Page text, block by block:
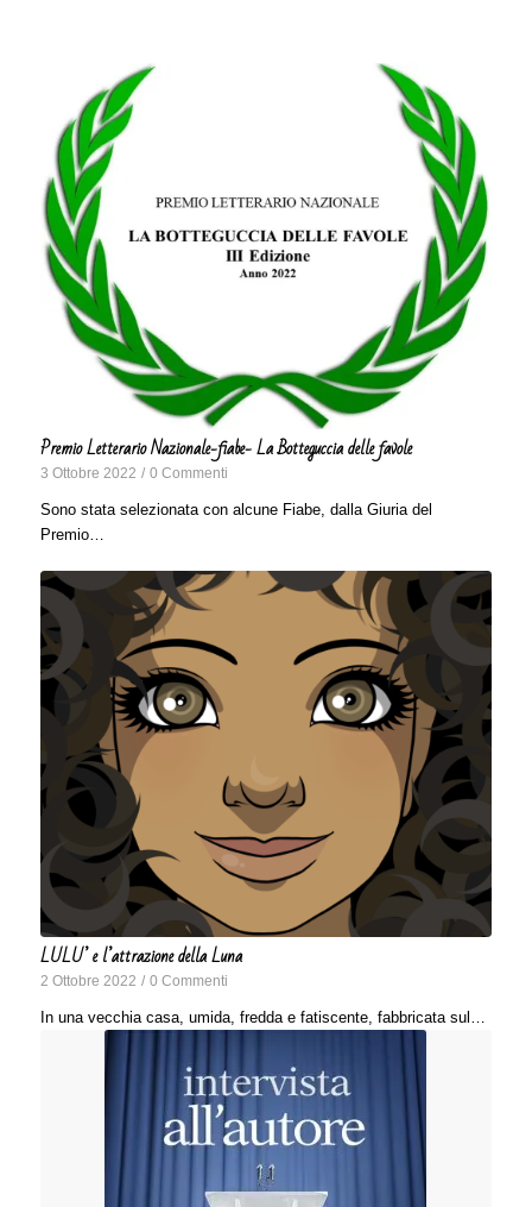
Premio Letterario Nazionale-fiabe- La Botteguccia delle favole
3 Ottobre 2022 / 0 Commenti
Sono stata selezionata con alcune Fiabe, dalla Giuria del
Premio…
LULU’ e l’attrazione della Luna
2 Ottobre 2022 / 0 Commenti
In una vecchia casa, umida, fredda e fatiscente, fabbricata sul…